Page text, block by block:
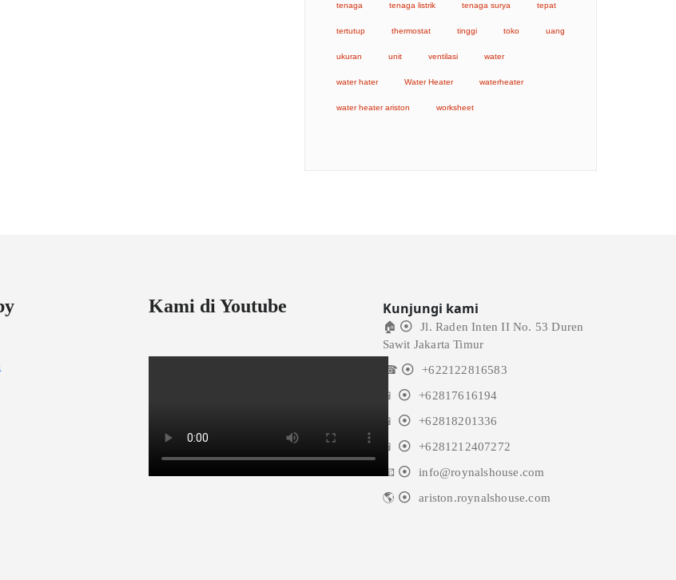
tenaga tenaga listrik tenaga surya tepat
tertutup thermostat tinggi toko uang
ukuran unit ventilasi water
water hater Water Heater waterheater
water heater ariston worksheet
Kami di Youtube Kunjungi kami
🏠
Jl. Raden Inten II No. 53 Duren
Sawit Jakarta Timur
☎
+622122816583
📱
+62817616194
📱
+62818201336
📱
+6281212407272
📧
info@roynalshouse.com
🌎
ariston.roynalshouse.com